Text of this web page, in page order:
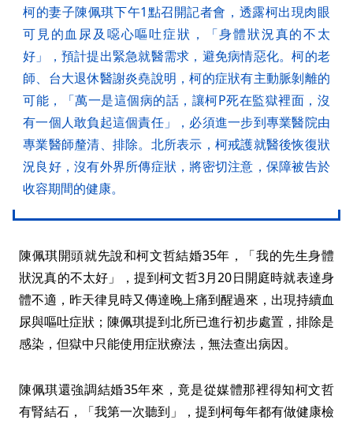
柯的妻子陳佩琪下午1點召開記者會，透露柯出現肉眼
可見的血尿及噁心嘔吐症狀，「身體狀況真的不太
好」，預計提出緊急就醫需求，避免病情惡化。柯的老
師、台大退休醫謝炎堯說明，柯的症狀有主動脈剝離的
可能，「萬一是這個病的話，讓柯P死在監獄裡面，沒
有一個人敢負起這個責任」，必須進一步到專業醫院由
專業醫師釐清、排除。北所表示，柯戒護就醫後恢復狀
況良好，沒有外界所傳症狀，將密切注意，保障被告於
收容期間的健康。
陳佩琪開頭就先說和柯文哲結婚35年，「我的先生身體
狀況真的不太好」，提到柯文哲3月20日開庭時就表達身
體不適，昨天律見時又傳達晚上痛到醒過來，出現持續血
尿與嘔吐症狀；陳佩琪提到北所已進行初步處置，排除是
感染，但獄中只能使用症狀療法，無法查出病因。
陳佩琪還強調結婚35年來，竟是從媒體那裡得知柯文哲
有腎結石，「我第一次聽到」，提到柯每年都有做健康檢